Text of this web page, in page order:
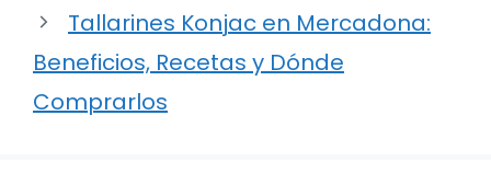
Tallarines Konjac en Mercadona:
Beneficios, Recetas y Dónde
Comprarlos